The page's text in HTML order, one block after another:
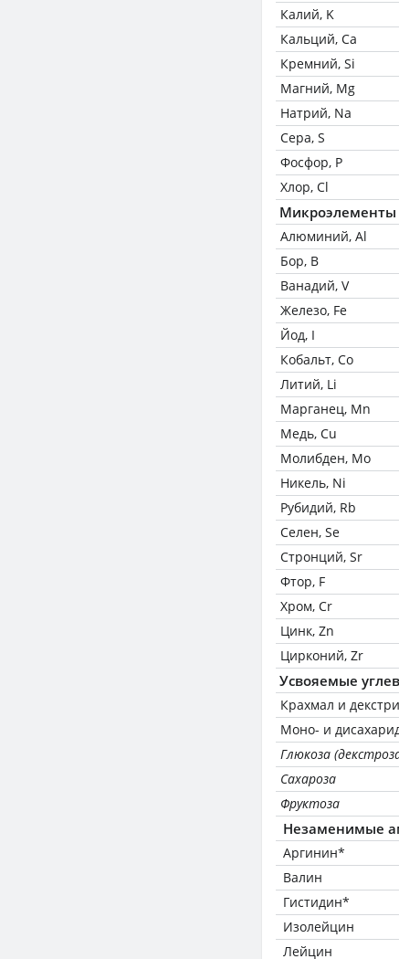
Калий, K
Кальций, Ca
Кремний, Si
Магний, Mg
Натрий, Na
Сера, S
Фосфор, P
Хлор, Cl
Микроэлементы
Алюминий, Al
Бор, B
Ванадий, V
Железо, Fe
Йод, I
Кобальт, Co
Литий, Li
Марганец, Mn
Медь, Cu
Молибден, Mo
Никель, Ni
Рубидий, Rb
Селен, Se
Стронций, Sr
Фтор, F
Хром, Cr
Цинк, Zn
Цирконий, Zr
Усвояемые
Крахмал и
Моно- и
Глюкоза
Сахароза
Фруктоза
Незаменимые
Аргинин*
Валин
Гистидин*
Изолейцин
Лейцин